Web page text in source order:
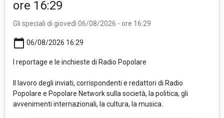
ore 16:29
Gli speciali di giovedì 06/08/2026 - ore 16:29
calendar_today 06/08/2026 16:29
I reportage e le inchieste di Radio Popolare
Il lavoro degli inviati, corrispondenti e redattori di Radio
Popolare e Popolare Network sulla società, la politica, gli
avvenimenti internazionali, la cultura, la musica.